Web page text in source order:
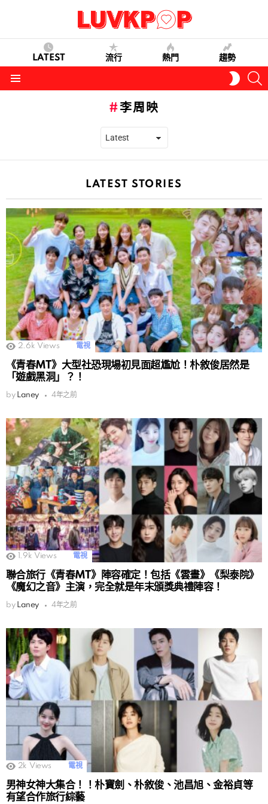
LATEST 流行 熱門 趨勢
SKIN
李周映
LATEST STORIES
2.6k Views 電視
《青春MT》大型社恐現場初見面超尷尬！朴敘俊居然是
「遊戲黑洞」？！
by Laney 4年之前
1.9k Views 電視
聯合旅行《青春MT》陣容確定！包括《雲畫》《梨泰院》
《魔幻之音》主演，完全就是年末頒獎典禮陣容！
by Laney 4年之前
2k Views 電視
男神女神大集合！！朴寶劍、朴敘俊、池昌旭、金裕貞等
有望合作旅行綜藝